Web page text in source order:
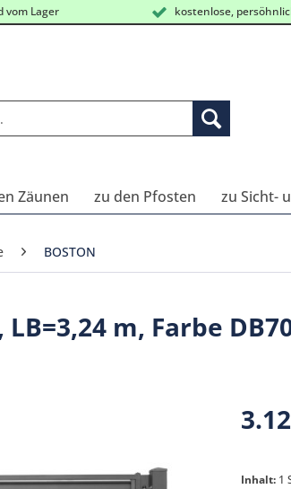
vom Lager kostenlose,
Zäunen zu den Pfosten zu Sicht-
BOSTON
m, Farbe
Inhalt: 1